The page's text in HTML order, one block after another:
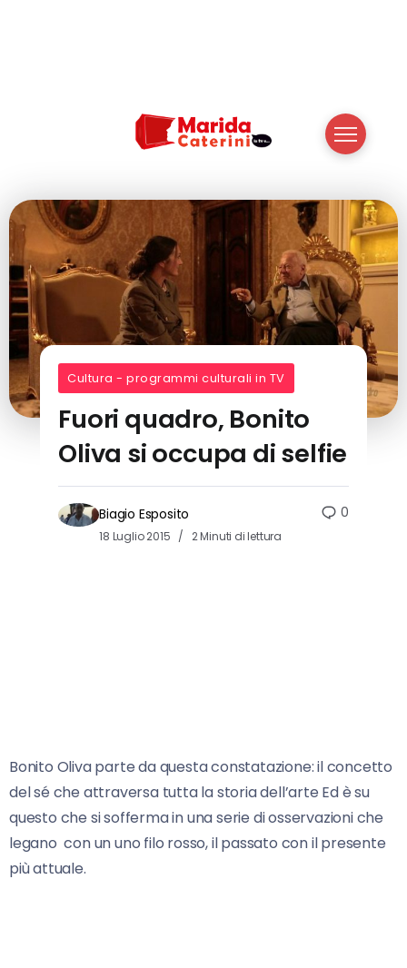
Cultura - programmi culturali in TV
Fuori quadro, Bonito
Oliva si occupa di selfie
Biagio Esposito
18 Luglio 2015 2 Minuti di lettura
0
Bonito Oliva parte da questa constatazione: il concetto
del sé che attraversa tutta la storia dell’arte Ed è su
questo che si sofferma in una serie di osservazioni che
legano con un uno filo rosso, il passato con il presente
più attuale.